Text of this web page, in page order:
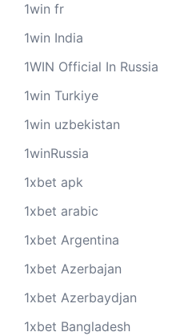
1win fr
1win India
1WIN Official In Russia
1win Turkiye
1win uzbekistan
1winRussia
1xbet apk
1xbet arabic
1xbet Argentina
1xbet Azerbajan
1xbet Azerbaydjan
1xbet Bangladesh